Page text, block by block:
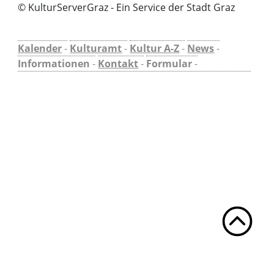
© KulturServerGraz - Ein Service der Stadt Graz
Kalender- Kulturamt- Kultur A-Z- News-
Informationen - Kontakt- Formular-